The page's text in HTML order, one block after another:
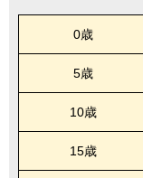
0歳
5歳
10歳
15歳